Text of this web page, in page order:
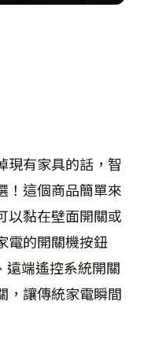
現有家具的話，智
！這個商品簡單來
以黏在壁面開關或
電的開關機按鈕
遠端遙控系統開關
，讓傳統家電瞬間